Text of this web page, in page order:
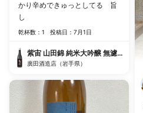
かり辛めできゅっとしてる 旨
し
乾杯数：1 投稿日：7月1日
紫宙 山田錦 純米大吟醸 無濾過生原酒
廣田酒造店（岩手県）